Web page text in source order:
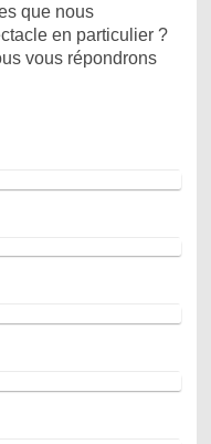
que nous
en particulier ?
vous répondrons